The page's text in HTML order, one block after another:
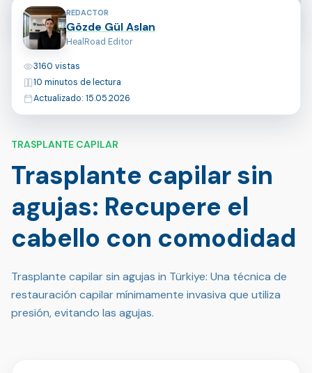
TRASPLANTE CAPILAR
Trasplante capilar sin
agujas: Recupere el
cabello con comodidad
Trasplante capilar sin agujas in Türkiye: Una técnica de
restauración capilar mínimamente invasiva que utiliza
presión, evitando las agujas.
Colaboradores de la página
REDACTOR
Gözde Gül Aslan
HealRoad Editor
Vistas
3160 vistas
Tiempo de lectura
10 minutos de lectura
Última actualización
Actualizado: 15.05.2026